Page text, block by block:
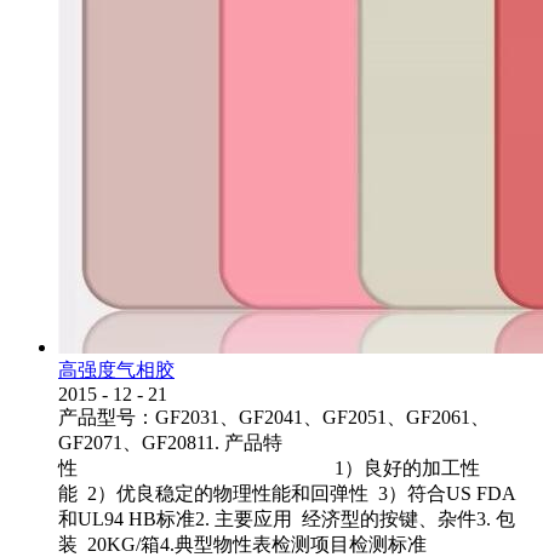
高强度气相胶
2015 - 12 - 21
产品型号：GF2031、GF2041、GF2051、GF2061、
GF2071、GF20811. 产品特
性 1）良好的加工性
能 2）优良稳定的物理性能和回弹性 3）符合US FDA
和UL94 HB标准2. 主要应用 经济型的按键、杂件3. 包
装 20KG/箱4.典型物性表检测项目检测标准